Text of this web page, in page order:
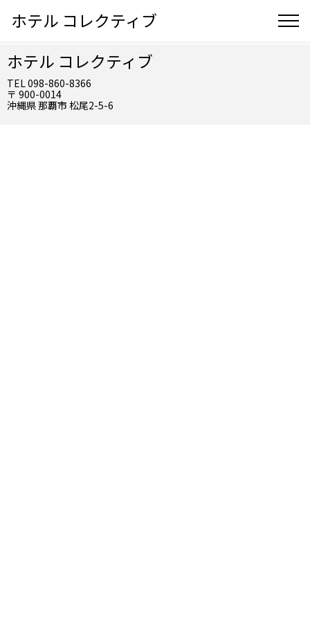
ホテル コレクティブ
ホテル コレクティブ
TEL 098-860-8366
〒 900-0014
沖縄県 那覇市 松尾2-5-6